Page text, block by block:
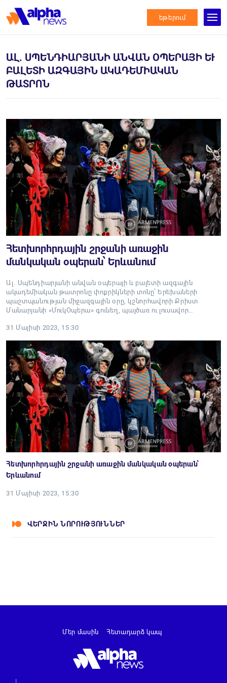
եթերում
ԱԼ. ՍՊԵՆԴԻԱՐՅԱՆԻ ԱՆՎԱՆ ՕՊԵՐԱՅԻ ԵՒ Բ
ԱԼԵՏԻ ԱԶԳԱՅԻՆ ԱԿԱԴԵՄԻԱԿԱՆ Թ
ԱՏՐՈՆ
Հետխորհրդային շրջանի առաջին
մանկական օպերան՝ Երևանում
Ալ. Սպենդիարյանի անվան օպերայի և բալետի ազգային
ակադեմիական թատրոնը փոքրիկների տոնը՝ Երեխաների
պաշտպանության միջազգային օրը, կշնորհավորի Քրիստ
Մանարյանի «ՄուկՕպերա» գունեղ, պայծառ ու լուսավոր…
31 Մայիսի 2023, 15:30
Հետխորհրդային շրջանի առաջին մանկական օպերան՝
Երևանում
31 Մայիսի 2023, 15:30
ՎԵՐՋԻՆ ՆՈՐՈՒԹՅՈՒՆՆԵՐ
Մեր մասին Հետադարձ կապ